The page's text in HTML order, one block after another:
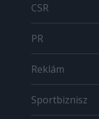
CSR
PR
Reklám
Sportbiznisz